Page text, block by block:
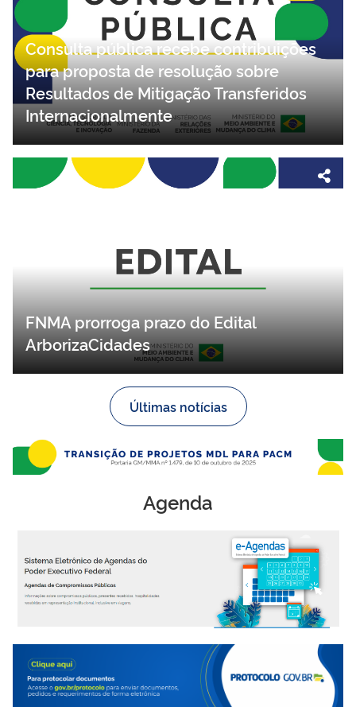
Consulta pública recebe contribuições
para proposta de resolução sobre
Resultados de Mitigação Transferidos
Internacionalmente
FNMA prorroga prazo do Edital
ArborizaCidades
Últimas notícias
Agenda